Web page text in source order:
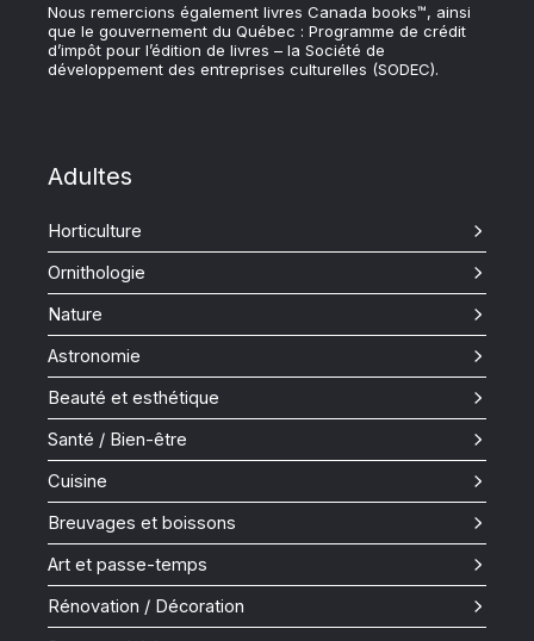
Nous remercions également livres Canada books™, ainsi
que le gouvernement du Québec : Programme de crédit
d’impôt pour l’édition de livres – la Société de
développement des entreprises culturelles (SODEC).
Adultes
Horticulture
Ornithologie
Nature
Astronomie
Beauté et esthétique
Santé / Bien-être
Cuisine
Breuvages et boissons
Art et passe-temps
Rénovation / Décoration